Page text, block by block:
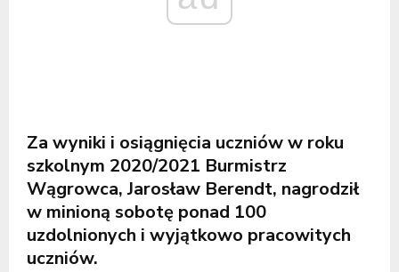
Za wyniki i osiągnięcia uczniów w roku
szkolnym 2020/2021 Burmistrz
Wągrowca, Jarosław Berendt, nagrodził
w minioną sobotę ponad 100
uzdolnionych i wyjątkowo pracowitych
uczniów.